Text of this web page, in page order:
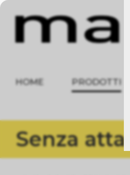
HOME PRODOTTI
Senza